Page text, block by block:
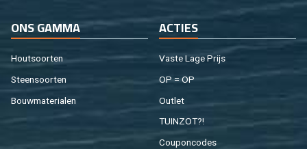
ONS GAMMA
Hout­soor­ten
Steen­soor­ten
Bouw­ma­te­ri­a­len
AC­TIES
Vaste Lage Prijs
OP = OP
Out­let
TUIN­ZOT?!
Cou­pon­co­des